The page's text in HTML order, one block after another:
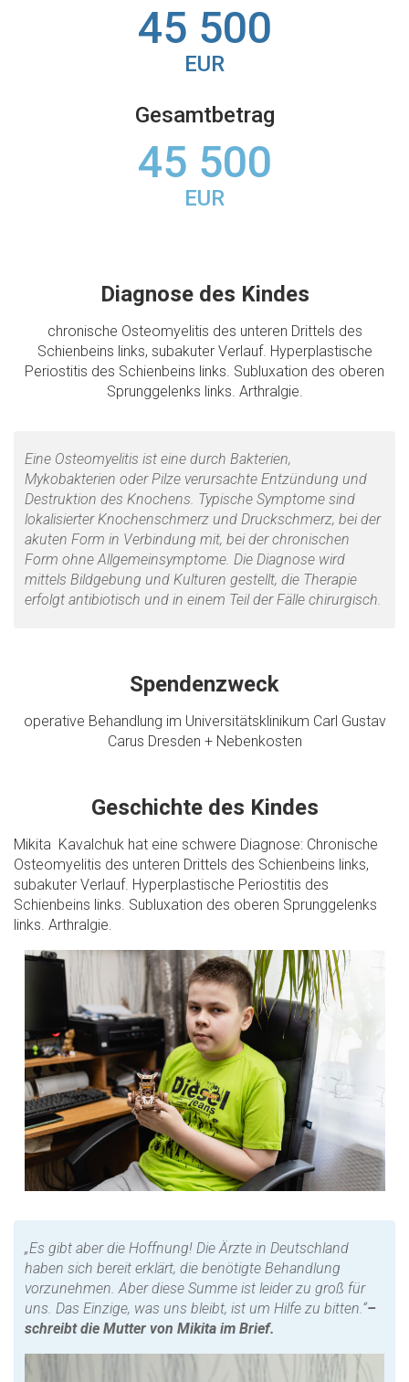
45 500
EUR
Gesamtbetrag
45 500
EUR
Diagnose des Kindes
chronische Osteomyelitis des unteren Drittels des
Schienbeins links, subakuter Verlauf. Hyperplastische
Periostitis des Schienbeins links. Subluxation des oberen
Sprunggelenks links. Arthralgie.
Eine Osteomyelitis ist eine durch Bakterien,
Mykobakterien oder Pilze verursachte Entzündung und
Destruktion des Knochens. Typische Symptome sind
lokalisierter Knochenschmerz und Druckschmerz, bei der
akuten Form in Verbindung mit, bei der chronischen
Form ohne Allgemeinsymptome. Die Diagnose wird
mittels Bildgebung und Kulturen gestellt, die Therapie
erfolgt antibiotisch und in einem Teil der Fälle chirurgisch.
Spendenzweck
operative Behandlung im Universitätsklinikum Carl Gustav
Carus Dresden + Nebenkosten
Geschichte des Kindes
Mikita Kavalchuk hat eine schwere Diagnose: Chronische
Osteomyelitis des unteren Drittels des Schienbeins links,
subakuter Verlauf. Hyperplastische Periostitis des
Schienbeins links. Subluxation des oberen Sprunggelenks
links. Arthralgie.
„Es gibt aber die Hoffnung! Die Ärzte in Deutschland
haben sich bereit erklärt, die benötigte Behandlung
vorzunehmen. Aber diese Summe ist leider zu groß für
uns. Das Einzige, was uns bleibt, ist um Hilfe zu bitten.“–
schreibt die Mutter von Mikita im Brief.